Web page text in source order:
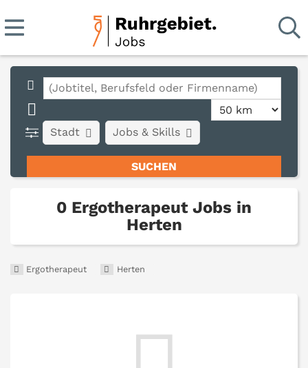
Stadt Jobs & Skills
0 Ergotherapeut Jobs in
Herten
Ergotherapeut Herten